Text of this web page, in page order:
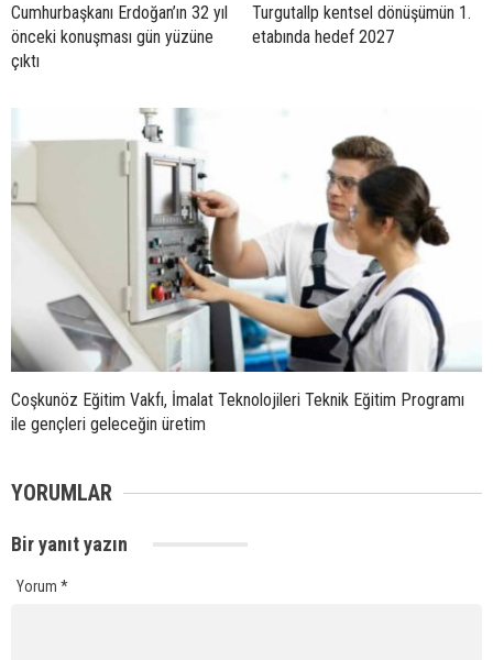
Cumhurbaşkanı Erdoğan’ın 32 yıl
önceki konuşması gün yüzüne
çıktı
Turgutallp kentsel dönüşümün 1.
etabında hedef 2027
Coşkunöz Eğitim Vakfı, İmalat Teknolojileri Teknik Eğitim Programı
ile gençleri geleceğin üretim
YORUMLAR
Bir yanıt yazın
Yorum *